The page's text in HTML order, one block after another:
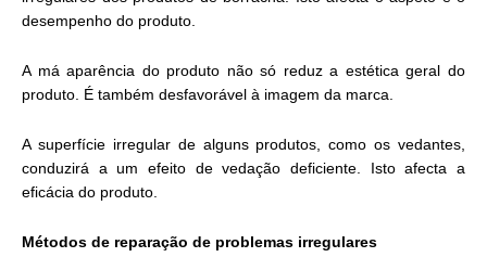
desempenho do produto.
A má aparência do produto não só reduz a estética geral do
produto. É também desfavorável à imagem da marca.
A superfície irregular de alguns produtos, como os vedantes,
conduzirá a um efeito de vedação deficiente. Isto afecta a
eficácia do produto.
Métodos de reparação de problemas irregulares